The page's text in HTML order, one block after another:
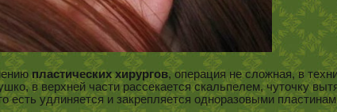
пластических хирургов, операция не сложная, в
в верхней части рассекается скальпелем, чуточку
есть удлиняется и закрепляется одноразовыми